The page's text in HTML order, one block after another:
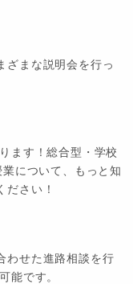
ざまな説明会を行っ
ます！総合型・学校
について、もっと知
ださい！
わせた進路相談を行
能です。